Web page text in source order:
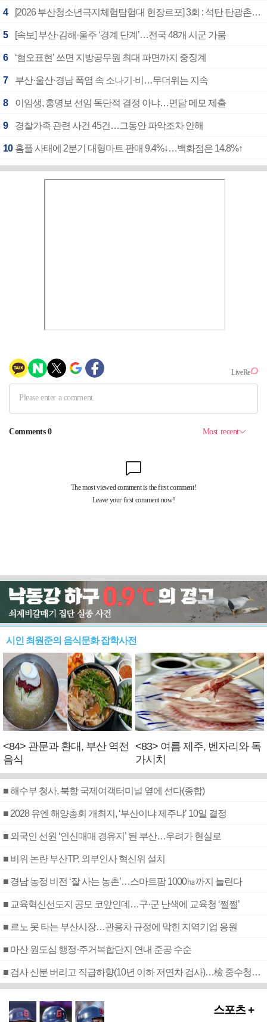
4 [2026 부산청소년극지체험탐험대 현장르포] 3회 : 석탄 탄광촌에서 북극 연구의 중심지로
5 [속보] 부산·김해·울주 ‘경계 단계’…전국 48개 시군 가뭄
6 ‘혐오표현’ 쓰면 지방공무원 최대 파면까지 중징계
7 부산·울산·경남 폭염 속 소나기·비…무더위는 지속
8 이임생, 홍명보 선임 독단적 결정 아냐…면담 메모 제출
9 경찰가족 관련 사건 45건…그동안 파악조차 안해
10 홈플 사태에 2분기 대형마트 판매 9.4%↓…백화점은 14.8%↑
시인 최원준의 음식문화 잡학사전
<84> 관문과 환대, 부산 역전
음식
<83> 여름 제주, 벤자리와 독
가시치
■ 해수부 청사, 북항 국제여객터미널 옆에 선다(종합)
■ 2028 유엔 해양총회 개최지, ‘부산이냐 제주냐’ 10일 결정
■ 외국인 선원 ‘인신매매 경유지’ 된 부산…우려가 현실로
■ 비위 논란 부산TP, 외부인사 혁신위 설치
■ 경남 농정 비전 ‘잘 사는 농촌’…스마트팜 1000㏊까지 늘린다
■ 교육혁신선도지 공모 코앞인데…구·군 난색에 교육청 ‘쩔쩔’
■ 르노 못 타는 부산시장…관용차 규정에 막힌 지역기업 응원
■ 마산 원도심 행정·주거복합단지 연내 준공 수순
■ 검사 신분 버리고 직급하향(10년 이하 저연차 검사)…檢 중수청행 기피
스포츠 +